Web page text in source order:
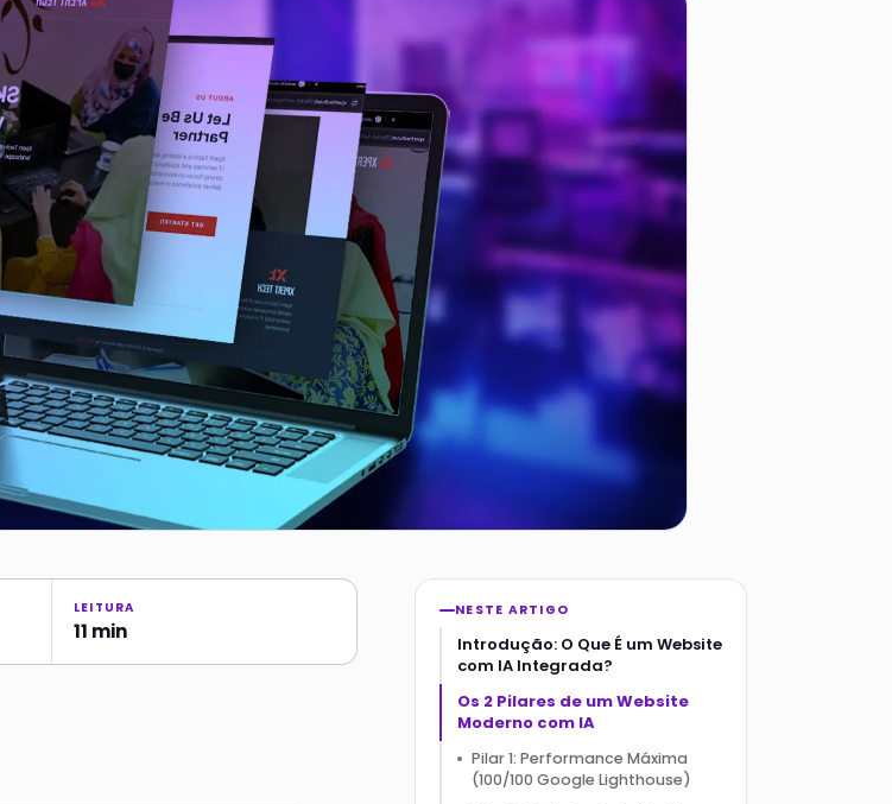
LEITURA
11 min
NESTE ARTIGO
Introdução: O Que É um Website
com IA Integrada?
Os 2 Pilares de um Website
Moderno com IA
Pilar 1: Performance Máxima
(100/100 Google Lighthouse)